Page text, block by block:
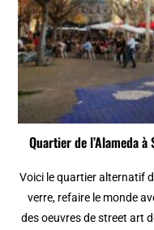
Quartier de l’Alameda
Voici le quartier alternatif
verre, refaire le monde
des oeuvres de street art